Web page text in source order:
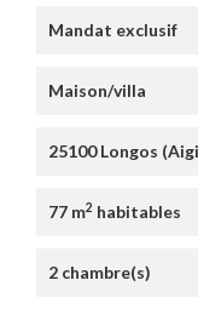
Mandat exclusif
Maison/villa
25100 Longos
77 m2 habitables
2 chambre(s)